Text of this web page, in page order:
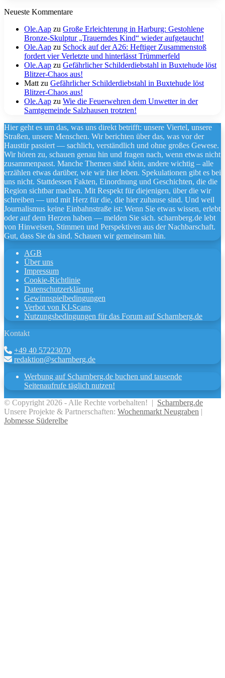
Neueste Kommentare
Ole.Aap zu Große Erleichterung in Harburg: Gestohlene
Bronze-Skulptur „Trauerndes Kind“ wieder aufgetaucht!
Ole.Aap zu Schock auf der A26: Heftiger Zusammenstoß
fordert vier Verletzte und hinterlässt Trümmerfeld
Ole.Aap zu Gefährlicher Schilderdiebstahl in Buxtehude löst
Blitzer-Chaos aus!
Mattzu Gefährlicher Schilderdiebstahl in Buxtehude löst
Blitzer-Chaos aus!
Ole.Aap zu Wie die Feuerwehren dem Unwetter in der
Samtgemeinde Salzhausen trotzten!
Hier geht es um das, was uns direkt betrifft: unsere Viertel, unsere
Straßen, unsere Menschen. Wir berichten über das, was vor der
Haustür passiert — sachlich, verständlich und ohne großes Gewese.
Wir hören zu, schauen genau hin und fragen nach, wenn etwas nicht
zusammenpasst. Manche Themen sind klein, andere wichtig – alle
erzählen etwas darüber, wie wir hier leben. Spekulationen gibt es bei
uns nicht. Stattdessen Fakten, Einordnung und Geschichten, die die
Region sichtbar machen. Mit Respekt für diejenigen, über die wir
schreiben — und mit Herz für die, die hier zuhause sind. Und weil
Journalismus keine Einbahnstraße ist: Wenn Sie etwas wissen, erlebt
oder auf dem Herzen haben — melden Sie sich. scharnberg.de lebt
von Hinweisen, Stimmen und Perspektiven aus der Nachbarschaft.
Gut, dass Sie da sind. Schauen wir gemeinsam hin.
AGB
Über uns
Impressum
Cookie-Richtlinie
Datenschutzerklärung
Gewinnspielbedingungen
Verbot von KI-Scans
Nutzungsbedingungen für das Forum auf Scharnberg.de
Kontakt
+49 40 57223070
redaktion@scharnberg.de
Werbung auf Scharnberg.de buchen und tausende
Seitenaufrufe täglich nutzen!
© Copyright 2026 - Alle Rechte vorbehalten! | Scharnberg.de
Unsere Projekte & Partnerschaften: Wochenmarkt Neugraben
Jobmesse Süderelbe